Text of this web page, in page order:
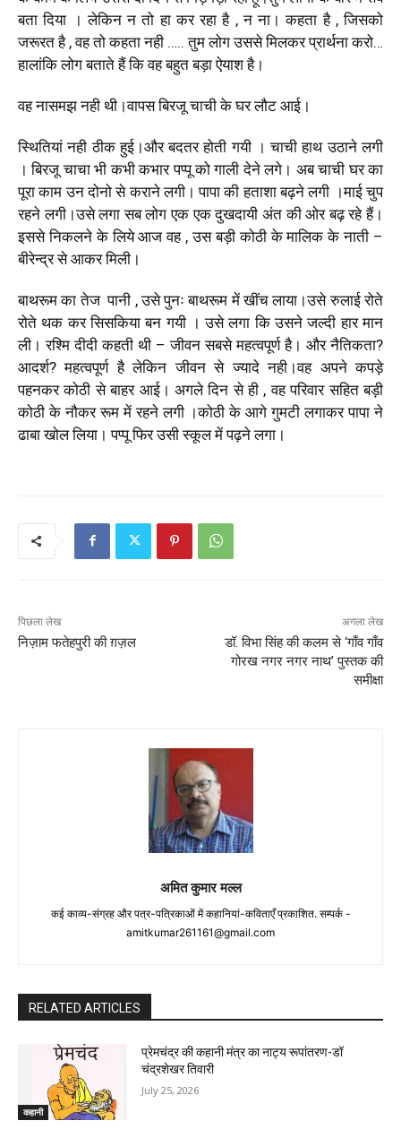
बता दिया । लेकिन न तो हा कर रहा है , न ना। कहता है , जिसको
जरूरत है , वह तो कहता नही ….. तुम लोग उससे मिलकर प्रार्थना करो…
हालांकि लोग बताते हैं कि वह बहुत बड़ा ऐयाश है।
वह नासमझ नही थी।वापस बिरजू चाची के घर लौट आई।
स्थितियां नही ठीक हुई।और बदतर होती गयी । चाची हाथ उठाने लगी
। बिरजू चाचा भी कभी कभार पप्पू को गाली देने लगे। अब चाची घर का
पूरा काम उन दोनो से कराने लगी। पापा की हताशा बढ़ने लगी ।माई चुप
रहने लगी।उसे लगा सब लोग एक एक दुखदायी अंत की ओर बढ़ रहे हैं।
इससे निकलने के लिये आज वह , उस बड़ी कोठी के मालिक के नाती –
बीरेन्द्र से आकर मिली।
बाथरूम का तेज पानी , उसे पुनः बाथरूम में खींच लाया।उसे रुलाई रोते
रोते थक कर सिसकिया बन गयी । उसे लगा कि उसने जल्दी हार मान
ली। रश्मि दीदी कहती थी – जीवन सबसे महत्वपूर्ण है। और नैतिकता?
आदर्श? महत्वपूर्ण है लेकिन जीवन से ज्यादे नही।वह अपने कपड़े
पहनकर कोठी से बाहर आई। अगले दिन से ही , वह परिवार सहित बड़ी
कोठी के नौकर रूम में रहने लगी ।कोठी के आगे गुमटी लगाकर पापा ने
ढाबा खोल लिया। पप्पू फिर उसी स्कूल में पढ़ने लगा।
पिछला लेख
निज़ाम फतेहपुरी की ग़ज़ल
अगला लेख
डॉ. विभा सिंह की कलम से ‘गाँव गाँव
गोरख नगर नगर नाथ’ पुस्तक की
समीक्षा
अमित कुमार मल्ल
कई काव्य-संग्रह और पत्र-पत्रिकाओं में कहानियां-कविताएँ प्रकाशित. सम्पर्क -
amitkumar261161@gmail.com
RELATED ARTICLES
कहानी
प्रेमचंद्र की कहानी मंत्र का नाट्य रूपांतरण-डॉ
चंद्रशेखर तिवारी
July 25, 2026